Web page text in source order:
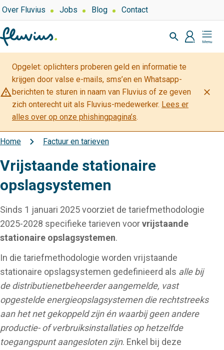
Overslaan
en
naar
de
inhoud
gaan
Top
navigation
Over Fluvius Jobs Blog Contact
Zoeken
profiel
Mijn
Fluvius
warning_amber
Opgelet: oplichters proberen geld en informatie te
krijgen door valse e-mails, sms’en en Whatsapp-
berichten te sturen in naam van Fluvius of ze geven
zich onterecht uit als Fluvius-medewerker. Lees er
alles over op onze phishingpagina’s.
close
Kruimelpad
Home Factuur en tarieven
Vrijstaande stationaire
opslagsystemen
Sinds 1 januari 2025 voorziet de tariefmethodologie
2025-2028 specifieke tarieven voorvrijstaande
stationaire opslagsystemen.
In die tariefmethodologie worden vrijstaande
stationaire opslagsystemen gedefinieerd als alle bij
de distributienetbeheerder aangemelde, vast
opgestelde energieopslagsystemen die rechtstreeks
aan het net gekoppeld zijn én waarbij geen andere
productie- of verbruiksinstallaties op hetzelfde
toegangspunt aangesloten zijn. Enkel bij deze